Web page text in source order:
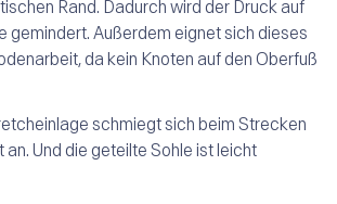
Rand. Dadurch wird der Druck auf
gemindert. Außerdem eignet sich dieses
da kein Knoten auf den Oberfuß
schmiegt sich beim Strecken
Und die geteilte Sohle ist leicht